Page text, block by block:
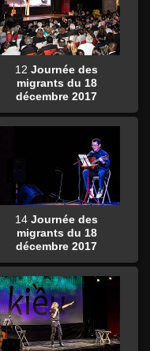
12 Journée des
migrants du 18
décembre 2017
14 Journée des
migrants du 18
décembre 2017